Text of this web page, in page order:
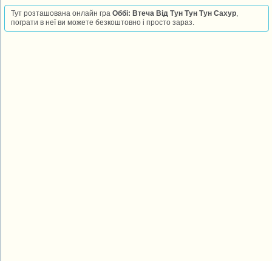
Тут розташована онлайн граОббі: Втеча Від Тун Тун Тун Сахур,
пограти в неї ви можете безкоштовно і просто зараз.